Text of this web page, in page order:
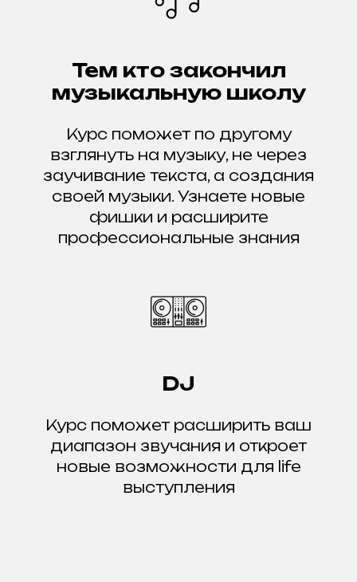
Тем кто закончил
музыкальную школу
Курс поможет по другому
взглянуть на музыку, не через
заучивание текста, а создания
своей музыки. Узнаете новые
фишки и расширите
профессиональные знания
DJ
Курс поможет расширить ваш
диапазон звучания и откроет
новые возможности для life
выступления